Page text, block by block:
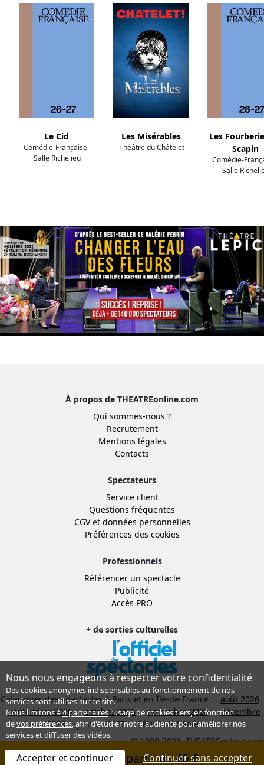
Le Cid
Comédie-Française -
Salle Richelieu
Les Misérables
Théâtre du Châtelet
Les
Scapin
Comédie-
Salle
À propos de THEATREonline.com
Qui sommes-nous ?
Recrutement
Mentions légales
Contacts
Spectateurs
Service client
Questions fréquentes
CGVet données personnelles
Préférences des cookies
Professionnels
Référencer un spectacle
Publicité
Accès PRO
+ de sorties culturelles
Calendrier des spectacles à Paris et en Île-de-France :
août 2026
septembre 2026
octobre 2026 novembre 2026
décembre
2026
janvier 2027
Sélection Adhérent
© 1998-2026, THEATREonline.com
Réserver à partir de40 €
Nous nous engageons à respecter votre confidentialité
Des cookies anonymes indispensables au fonctionnement de nos
services sont utilisés sur ce site.
Nous limitons à4 partenairesl’usage de cookies tiers, en fonction
devos préférences, afin d'étudier notre audience pour améliorer nos
services et diffuser des vidéos.
Accepter et continuer Continuer sans accepter